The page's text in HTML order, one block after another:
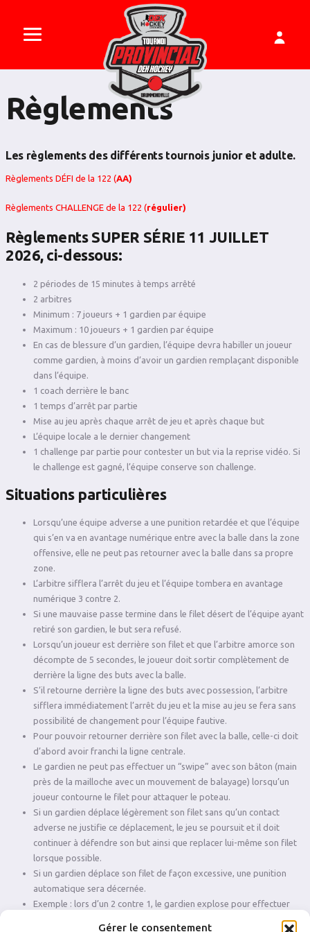
Gérer le consentement
Règlements
Les règlements des différents tournois junior et adulte.
Règlements DÉFI de la 122 (AA)
Règlements CHALLENGE de la 122 (régulier)
Règlements SUPER SÉRIE 11 JUILLET
2026, ci-dessous:
2 périodes de 15 minutes à temps arrêté
2 arbitres
Minimum : 7 joueurs + 1 gardien par équipe
Maximum : 10 joueurs + 1 gardien par équipe
En cas de blessure d’un gardien, l’équipe devra habiller un joueur
comme gardien, à moins d’avoir un gardien remplaçant disponible
dans l’équipe.
1 coach derrière le banc
1 temps d’arrêt par partie
Mise au jeu après chaque arrêt de jeu et après chaque but
L’équipe locale a le dernier changement
1 challenge par partie pour contester un but via la reprise vidéo. Si
le challenge est gagné, l’équipe conserve son challenge.
Situations particulières
Lorsqu’une équipe adverse a une punition retardée et que l’équipe
qui s’en va en avantage numérique entre avec la balle dans la zone
offensive, elle ne peut pas retourner avec la balle dans sa propre
zone.
L’arbitre sifflera l’arrêt du jeu et l’équipe tombera en avantage
numérique 3 contre 2.
Si une mauvaise passe termine dans le filet désert de l’équipe ayant
retiré son gardien, le but sera refusé.
Lorsqu’un joueur est derrière son filet et que l’arbitre amorce son
décompte de 5 secondes, le joueur doit sortir complètement de
derrière la ligne des buts avec la balle.
S’il retourne derrière la ligne des buts avec possession, l’arbitre
sifflera immédiatement l’arrêt du jeu et la mise au jeu se fera sans
possibilité de changement pour l’équipe fautive.
Pour pouvoir retourner derrière son filet avec la balle, celle-ci doit
d’abord avoir franchi la ligne centrale.
Le gardien ne peut pas effectuer un “swipe” avec son bâton (main
près de la mailloche avec un mouvement de balayage) lorsqu’un
joueur contourne le filet pour attaquer le poteau.
Si un gardien déplace légèrement son filet sans qu’un contact
adverse ne justifie ce déplacement, le jeu se poursuit et il doit
continuer à défendre son but ainsi que replacer lui-même son filet
lorsque possible.
Si un gardien déplace son filet de façon excessive, une punition
automatique sera décernée.
Exemple : lors d’un 2 contre 1, le gardien explose pour effectuer